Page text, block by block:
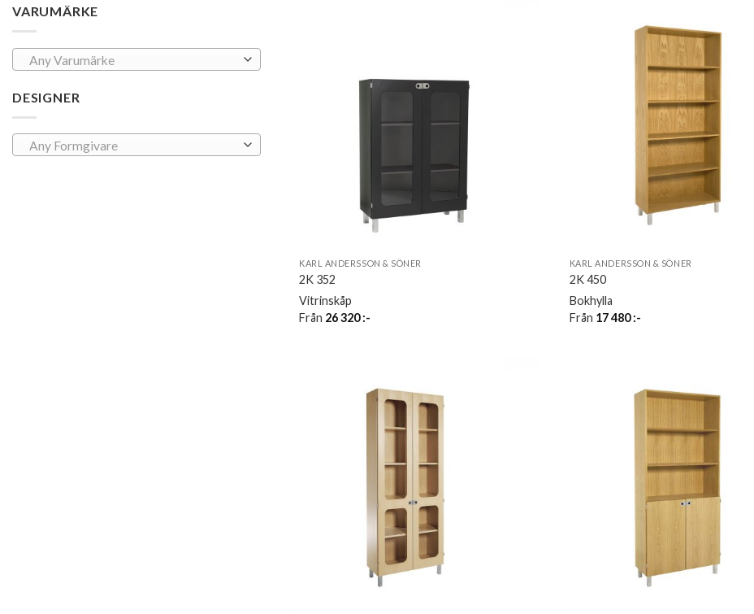
VARUMÄRKE
Any Varumärke
DESIGNER
Any Formgivare
KARL ANDERSSON & SÖNER
2K 352
Vitrinskåp
Från 26 320:-
KARL ANDERSSON & SÖNER
2K 450
Bokhylla
Från 17 480:-